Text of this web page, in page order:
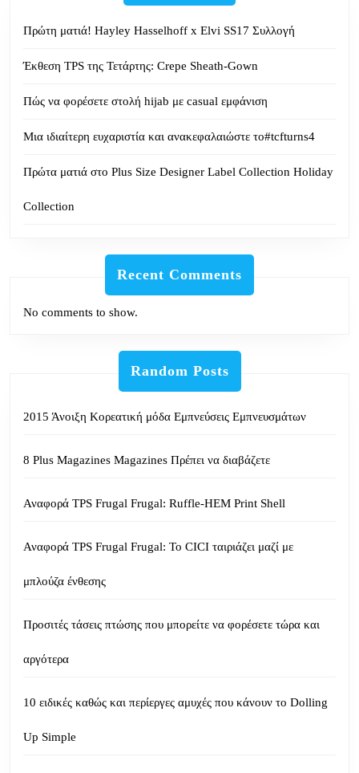
Πρώτη ματιά! Hayley Hasselhoff x Elvi SS17 Συλλογή
Έκθεση TPS της Τετάρτης: Crepe Sheath-Gown
Πώς να φορέσετε στολή hijab με casual εμφάνιση
Μια ιδιαίτερη ευχαριστία και ανακεφαλαιώστε το#tcfturns4
Πρώτα ματιά στο Plus Size Designer Label Collection Holiday
Collection
Recent Comments
No comments to show.
Random Posts
2015 Άνοιξη Κορεατική μόδα Εμπνεύσεις Εμπνευσμάτων
8 Plus Magazines Magazines Πρέπει να διαβάζετε
Αναφορά TPS Frugal Frugal: Ruffle-HEM Print Shell
Αναφορά TPS Frugal Frugal: Το CICI ταιριάζει μαζί με
μπλούζα ένθεσης
Προσιτές τάσεις πτώσης που μπορείτε να φορέσετε τώρα και
αργότερα
10 ειδικές καθώς και περίεργες αμυχές που κάνουν το Dolling
Up Simple